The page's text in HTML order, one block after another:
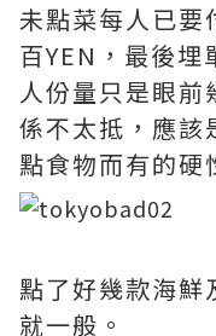
未點菜每人已要
百YEN，最後
人份量只是眼前
係不太抵，應該
點食物而有的硬
點了好幾款海鮮
就一般。